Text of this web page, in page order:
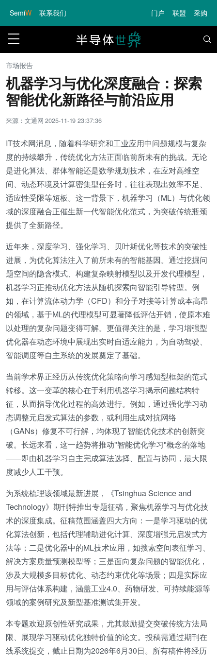
SemiW 联系我们 门户 联盟 采购
市场报告
机器学习与优化深度融合：探索
智能优化新路径与前沿应用
来源：文通网2025-11-19 23:37:36
IT技术网消息，随着科学研究和工业应用中问题规模与复杂
度的持续攀升，传统优化方法正面临前所未有的挑战。无论
是进化算法、群体智能还是数学规划技术，在应对高维空
间、动态环境及计算密集型任务时，往往表现出效率不足、
适应性受限等短板。这一背景下，机器学习（ML）与优化领
域的深度融合正催生新一代智能优化范式，为突破传统瓶颈
提供了全新路径。
近年来，深度学习、强化学习、贝叶斯优化等技术的突破性
进展，为优化算法注入了前所未有的智能基因。通过挖掘问
题空间的隐含模式、构建复杂映射模型以及开发代理模型，
机器学习正推动优化方法从随机探索向智能引导转型。例
如，在计算流体动力学（CFD）和分子对接等计算成本高昂
的领域，基于ML的代理模型可显著降低评估开销，使原本难
以处理的复杂问题变得可解。更值得关注的是，学习增强型
优化器在动态环境中展现出实时自适应能力，为自动驾驶、
智能调度等自主系统的发展奠定了基础。
当前学术界正经历从传统优化策略向学习感知型框架的范式
转移。这一变革的核心在于利用机器学习揭示问题结构特
征，从而指导优化过程的高效进行。例如，通过强化学习动
态调整元启发式算法的参数，或利用生成对抗网络
（GANs）修复不可行解，均体现了智能优化技术的创新突
破。长远来看，这一趋势将推动"智能优化学习"概念的落地
——即由机器学习自主完成算法选择、配置与协同，最大限
度减少人工干预。
为系统梳理该领域最新进展，《Tsinghua Science and
Technology》期刊特推出专题征稿，聚焦机器学习与优化技
术的深度集成。征稿范围涵盖四大方向：一是学习驱动的优
化算法创新，包括代理辅助进化计算、深度增强元启发式方
法等；二是优化器中的ML技术应用，如搜索空间表征学习、
解决方案质量预测模型等；三是面向复杂问题的智能优化，
涉及大规模多目标优化、动态约束优化等场景；四是实际应
用与评估体系构建，涵盖工业4.0、药物研发、可持续能源等
领域的案例研究及新型基准测试集开发。
本专题欢迎原创性研究成果，尤其鼓励提交突破传统方法局
限、展现学习驱动优化独特价值的论文。投稿需通过期刊在
线系统提交，截止日期为2026年6月30日。所有稿件将经历